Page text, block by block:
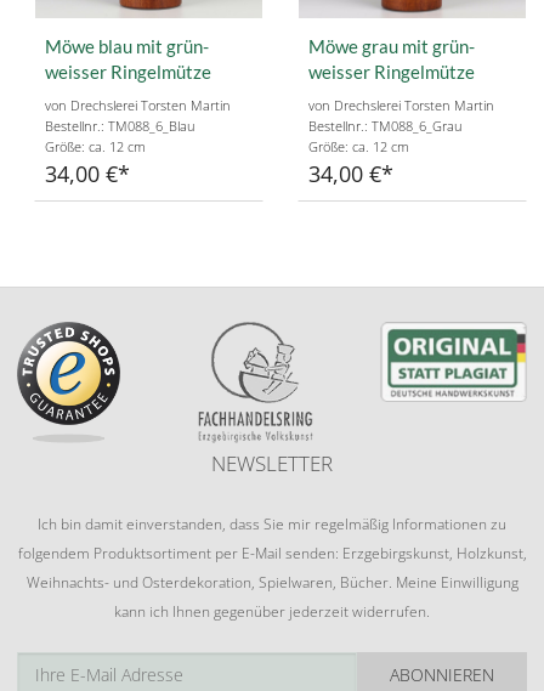
Möwe blau mit grün-
weisser Ringelmütze
von Drechslerei Torsten Martin
Bestellnr.: TM088_6_Blau
Größe: ca. 12 cm
34,00 €
Möwe grau mit grün-
weisser Ringelmütze
von Drechslerei Torsten Martin
Bestellnr.: TM088_6_Grau
Größe: ca. 12 cm
34,00 €
NEWSLETTER
Ich bin damit einverstanden, dass Sie mir regelmäßig Informationen zu
folgendem Produktsortiment per E-Mail senden: Erzgebirgskunst, Holzkunst,
Weihnachts- und Osterdekoration, Spielwaren, Bücher. Meine Einwilligung
kann ich Ihnen gegenüber jederzeit widerrufen.
ABONNIEREN